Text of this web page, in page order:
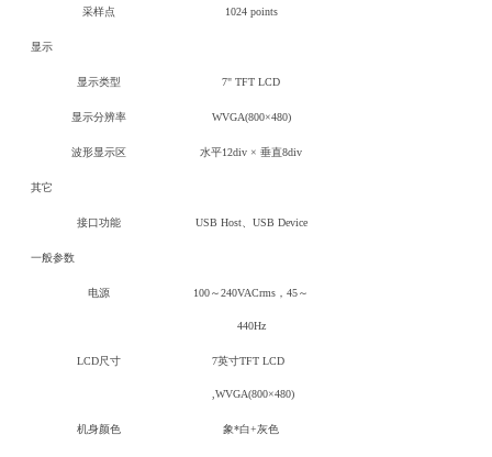
采样点 1024 points
显示
显示类型 7" TFT LCD
显示分辨率 WVGA(800×480)
波形显示区 水平12div × 垂直8div
其它
接口功能 USB Host、USB Device
一般参数
电源 100～240VACrms，45～
440Hz
LCD尺寸 7英寸TFT LCD
,WVGA(800×480)
机身颜色 象*白+灰色